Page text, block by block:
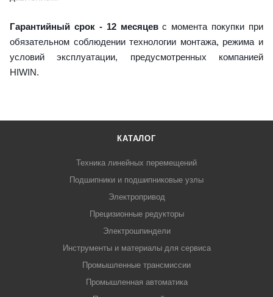
Гарантийный срок - 12 месяцевс момента покупки при
обязательном соблюдении технологии монтажа, режима и
условий эксплуатации, предусмотренных компанией
HIWIN.
КАТАЛОГ
Техника линейных перемещений
Подшипники и подшипниковые узлы
Электропривод
Прецизионные редукторы
Электрошпиндели
Инструменты и материалы для сервиса
Промышленные трансмиссии
Промышленная автоматика